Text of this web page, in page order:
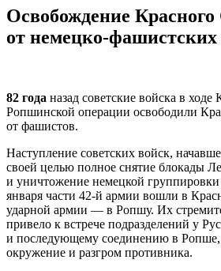
Освобождение Красного
от немецко-фашистских
82 года назад советские войска в ходе
Ропшинской операции освободили
от фашистов.
Наступление советских войск,
своей целью полное снятие блокады
и уничтожение немецкой
января части 42-й армии вошли в
ударной армии — в Ропшу. Их
привело к встрече подразделений у
и последующему соединению в Ропше,
окружение и разгром противника.